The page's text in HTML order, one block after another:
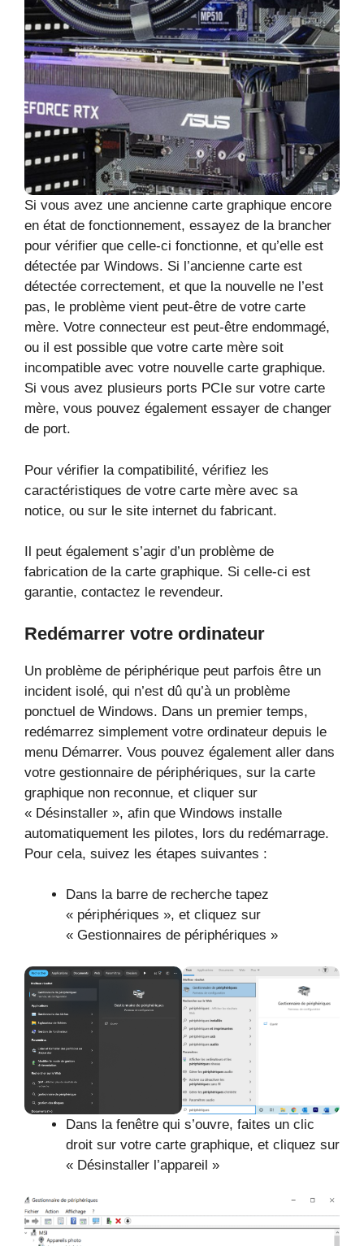
Si vous avez une ancienne carte graphique encore
en état de fonctionnement, essayez de la brancher
pour vérifier que celle-ci fonctionne, et qu’elle est
détectée par Windows. Si l’ancienne carte est
détectée correctement, et que la nouvelle ne l’est
pas, le problème vient peut-être de votre carte
mère. Votre connecteur est peut-être endommagé,
ou il est possible que votre carte mère soit
incompatible avec votre nouvelle carte graphique.
Si vous avez plusieurs ports PCIe sur votre carte
mère, vous pouvez également essayer de changer
de port.
Pour vérifier la compatibilité, vérifiez les
caractéristiques de votre carte mère avec sa
notice, ou sur le site internet du fabricant.
Il peut également s’agir d’un problème de
fabrication de la carte graphique. Si celle-ci est
garantie, contactez le revendeur.
Redémarrer votre ordinateur
Un problème de périphérique peut parfois être un
incident isolé, qui n’est dû qu’à un problème
ponctuel de Windows. Dans un premier temps,
redémarrez simplement votre ordinateur depuis le
menu Démarrer. Vous pouvez également aller dans
votre gestionnaire de périphériques, sur la carte
graphique non reconnue, et cliquer sur
« Désinstaller », afin que Windows installe
automatiquement les pilotes, lors du redémarrage.
Pour cela, suivez les étapes suivantes :
Dans la barre de recherche tapez
« périphériques », et cliquez sur
« Gestionnaires de périphériques »
Dans la fenêtre qui s’ouvre, faites un clic
droit sur votre carte graphique, et cliquez sur
« Désinstaller l’appareil »